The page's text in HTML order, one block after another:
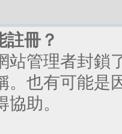
註冊？
站管理者封鎖
。也有可能是
助。